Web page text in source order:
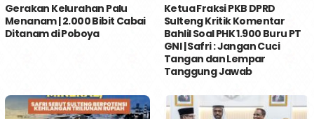
Gerakan Kelurahan Palu
Menanam | 2.000 Bibit Cabai
Ditanam di Poboya
Ketua Fraksi PKB DPRD
Sulteng Kritik Komentar
Bahlil Soal PHK 1.900 Buru PT
GNI | Safri : Jangan Cuci
Tangan dan Lempar
Tanggung Jawab